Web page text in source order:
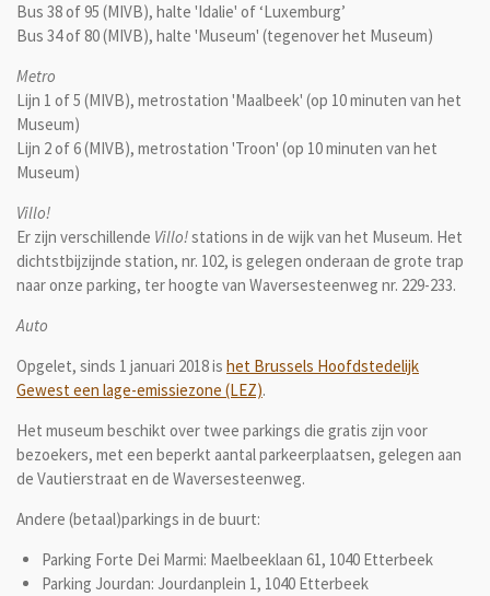
Bus 38 of 95 (MIVB), halte 'Idalie' of ‘Luxemburg’
Bus 34 of 80 (MIVB), halte 'Museum' (tegenover het Museum)
Metro
Lijn 1 of 5 (MIVB), metrostation 'Maalbeek' (op 10 minuten van het
Museum)
Lijn 2 of 6 (MIVB), metrostation 'Troon' (op 10 minuten van het
Museum)
Villo!
Er zijn verschillende Villo!stations in de wijk van het Museum. Het
dichtstbijzijnde station, nr. 102, is gelegen onderaan de grote trap
naar onze parking, ter hoogte van Waversesteenweg nr. 229-233.
Auto
Opgelet, sinds 1 januari 2018 is het Brussels Hoofdstedelijk
Gewest een lage-emissiezone (LEZ).
Het museum beschikt over twee parkings die gratis zijn voor
bezoekers, met een beperkt aantal parkeerplaatsen, gelegen aan
de Vautierstraat en de Waversesteenweg.
Andere (betaal)parkings in de buurt:
Parking Forte Dei Marmi: Maelbeeklaan 61, 1040 Etterbeek
Parking Jourdan: Jourdanplein 1, 1040 Etterbeek